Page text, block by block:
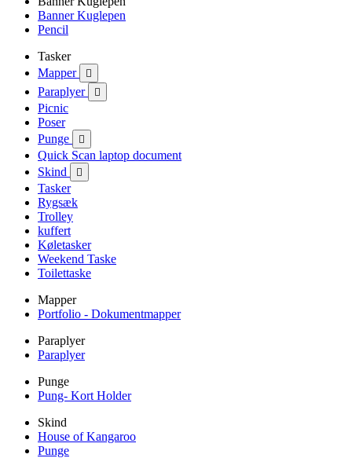
Banner Kuglepen
Pencil
Tasker
Mapper

Paraplyer 
Picnic
Poser
Punge

Quick Scan laptop document
Skind

Tasker
Rygsæk
Trolley
kuffert
Køletasker
Weekend Taske
Toilettaske
Mapper
Portfolio - Dokumentmapper
Paraplyer
Paraplyer
Punge
Pung- Kort Holder
Skind
House of Kangaroo
Punge